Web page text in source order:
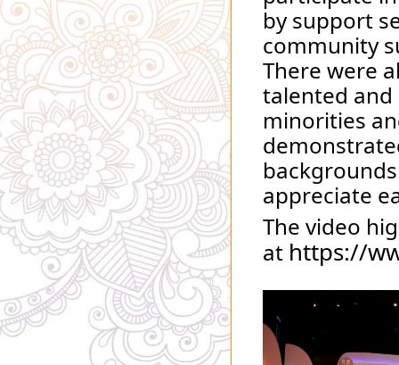
by support
community
There were
talented
minorities
appreciate
The video
at https://